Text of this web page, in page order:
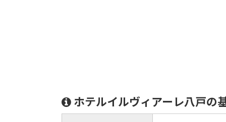
ホテルイルヴィアーレ八戸の